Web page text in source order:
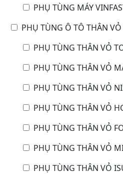
PHỤ TÙNG MÁY
PHỤ TÙNG Ô TÔ THÂN VỎ
PHỤ TÙNG THÂN VỎ
PHỤ TÙNG THÂN VỎ
PHỤ TÙNG THÂN VỎ
PHỤ TÙNG THÂN VỎ
PHỤ TÙNG THÂN VỎ
PHỤ TÙNG THÂN VỎ
PHỤ TÙNG THÂN VỎ